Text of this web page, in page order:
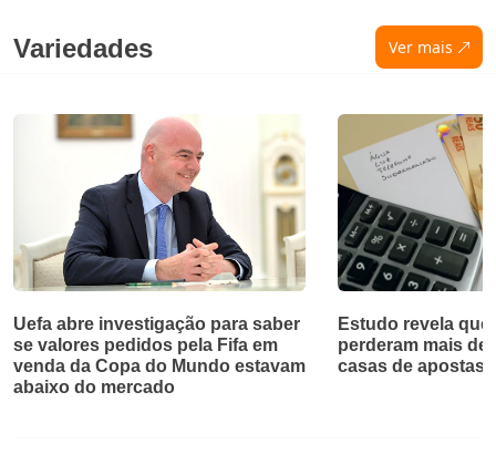
Variedades Ver mais
Uefa abre investigação para saber
se valores pedidos pela Fifa em
venda da Copa do Mundo estavam
abaixo do mercado
Estudo revela
perderam mais de
casas de apostas